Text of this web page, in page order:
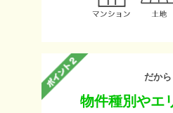
だから
物件種別やエ